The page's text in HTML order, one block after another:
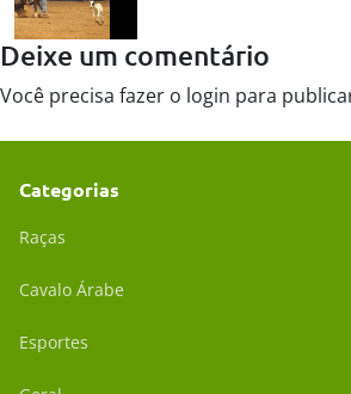
Deixe um comentário
Você precisa fazer o login para
Categorias
Raças
Cavalo Árabe
Esportes